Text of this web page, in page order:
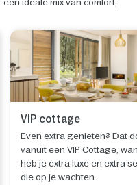
ideale mix van comfort,
VIP cottage
Even extra genieten? Dat
vanuit een VIP Cottage,
heb je extra luxe en extra
die op je wachten.